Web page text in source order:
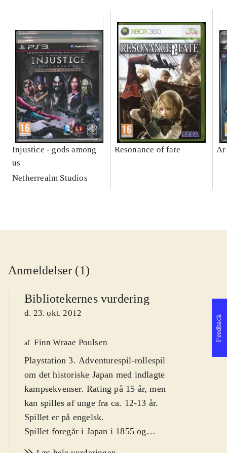
Injustice - gods among
us
Netherrealm Studios
Resonance of fate Ar
Anmeldelser (1)
Bibliotekernes vurdering
d. 23. okt. 2012
af Finn Wraae Poulsen
Playstation 3. Adventurespil-rollespil
om det historiske Japan med indlagte
kampsekvenser. Rating på 15 år, men
kan spilles af unge fra ca. 12-13 år.
Spillet er på engelsk.
Spillet foregår i Japan i 1855 og
Feedback